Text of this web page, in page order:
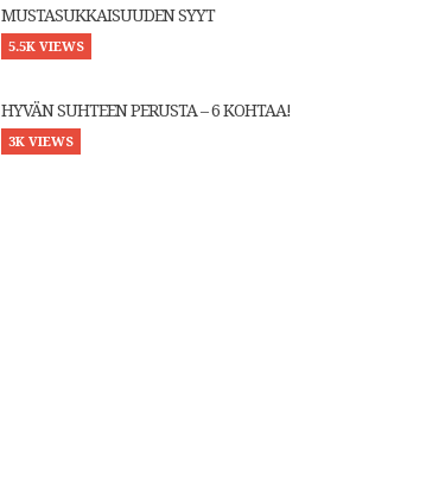
MUSTASUKKAISUUDEN SYYT
5.5K VIEWS
HYVÄN SUHTEEN PERUSTA – 6 KOHTAA!
3K VIEWS